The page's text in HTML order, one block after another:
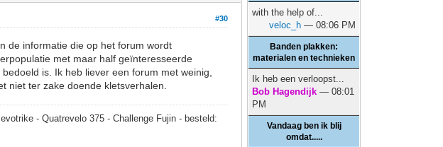
#30
de informatie die op het forum wordt
met maar half geïnteresseerde
is. Ik heb liever een forum met weinig,
niet ter zake doende kletsverhalen.
- Quatrevelo 375 - Challenge Fujin - besteld:
with the help of...
veloc_h — 08:06 PM
Banden plakken:
materialen en technieken
Ik heb een verloopst...
Bob Hagendijk — 08:01
PM
Vandaag ben ik blij
omdat.....